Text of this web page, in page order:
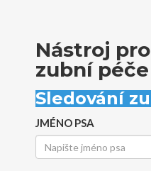
Nástroj
zubní
Sledování
JMÉNO PSA